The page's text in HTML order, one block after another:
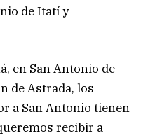
de Itatí y
en San Antonio de
de Astrada, los
a San Antonio tienen
recibir a